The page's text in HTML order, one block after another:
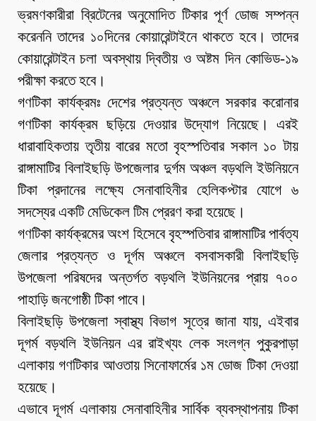
ভ্রমণকারীরা ব্রিটেনের অনুমোদিত টিকার পূর্ণ ডোজ সম্পন্ন
করেননি তাদের ১০দিনের কোয়ারেন্টাইনে থাকতে হবে। তাদের
কোয়ারেন্টাইন চলা অবস্থায় দ্বিতীয় ও অষ্টম দিন কোভিড-১৯
পরীক্ষা করতে হবে।
গণটিকা কার্যক্রমঃ দেশের প্রত্যন্ত অঞ্চলে সরকার করোনার
গণটিকা কার্যক্রম ছড়িয়ে দেওয়ার উদ্যোগ নিয়েছে। এরই
ধারাবাহিকতায় তৃতীয় বারের মতো বৃহস্পতিবার সকাল ১০ টায়
রাঙ্গামাটির বিলাইছড়ি উপজেলার দুর্গম অঞ্চল বড়থলি ইউনিয়নে
টিকা প্রদানের লক্ষ্যে সেনাবাহিনীর হেলিকপ্টার যোগে ৬
সদস্যের একটি মেডিকেল টিম প্রেরণ করা হয়েছে।
গণটিকা কার্যক্রমের অংশ হিসেবে বৃহস্পতিবার রাঙ্গামাটির পার্বত্য
জেলার প্রত্যন্ত ও দূর্গম অঞ্চলে বসবাসকারী বিলাইছড়ি
উপজেলা পরিষদের অন্তর্গত বড়থলি ইউনিয়নের প্রায় ৭০০
পাহাড়ি জনগোষ্ঠী টিকা পাবে।
বিলাইছড়ি উপজেলা স্বাস্থ্য বিভাগ সূত্রে জানা যায়, এইবার
দূগর্ম বড়থলি ইউনিয়ন এর রাইখ্যং লেক সংলগ্ন পুকুরপাড়া
এলাকায় গণটিকার আওতায় সিনোফার্মের ১ম ডোজ টিকা দেওয়া
হয়েছে।
এভাবে দূগর্ম এলাকায় সেনাবাহিনীর সার্বিক ব্যবস্থাপনায় টিকা